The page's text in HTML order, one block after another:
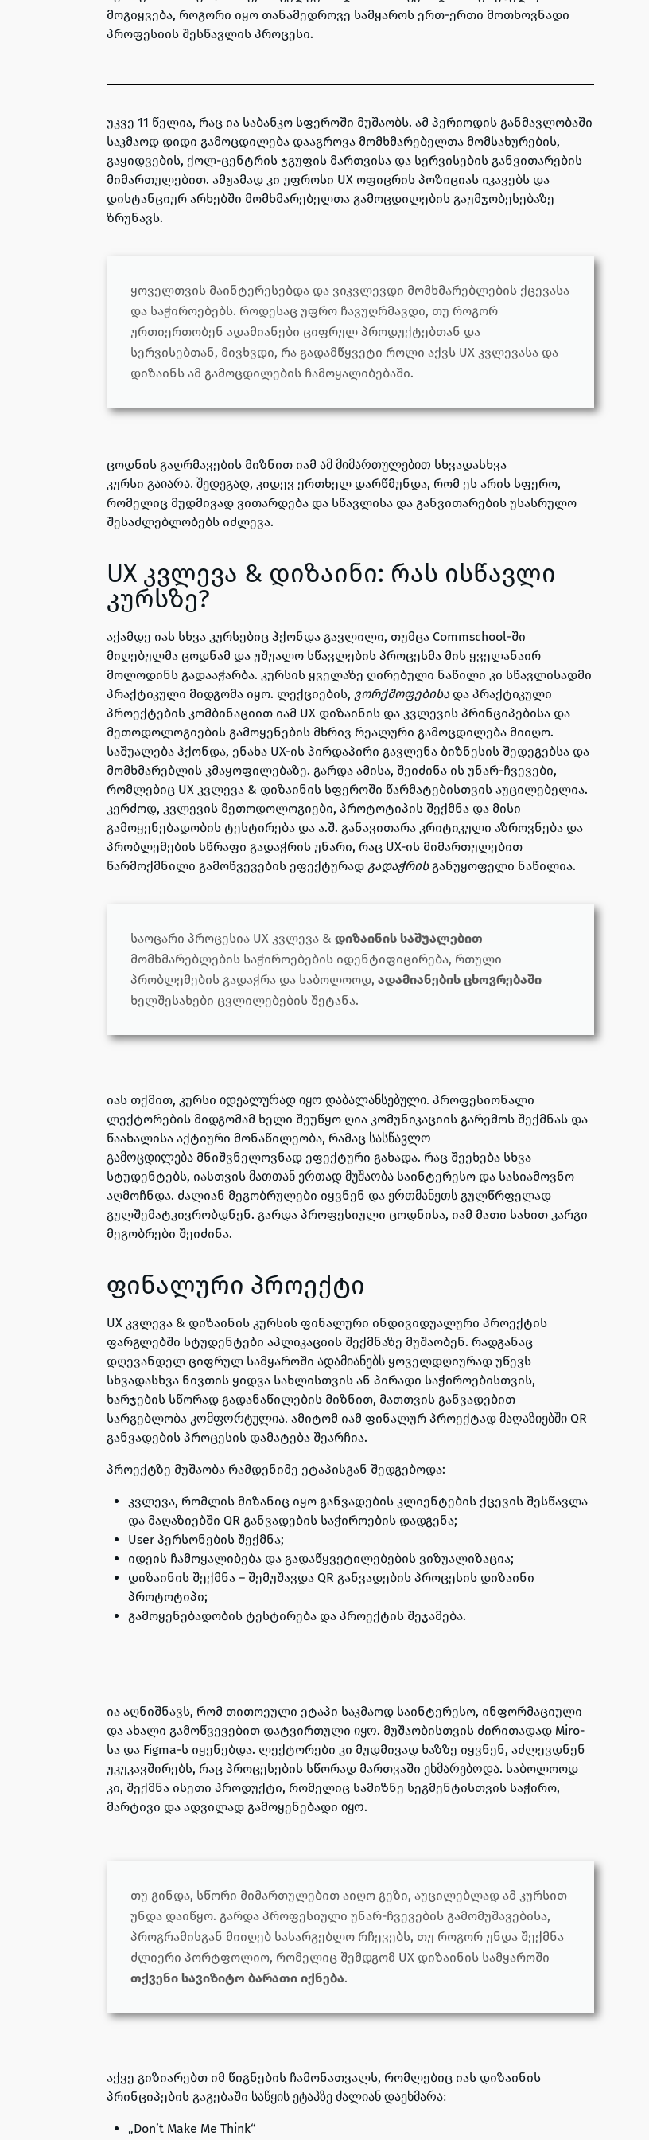
მოგიყვება, როგორი იყო თანამედროვე სამყაროს ერთ-ერთი მოთხოვნადი
პროფესიის შესწავლის პროცესი.
უკვე 11 წელია, რაც ია საბანკო სფეროში მუშაობს. ამ პერიოდის განმავლობაში
საკმაოდ დიდი გამოცდილება დააგროვა მომხმარებელთა მომსახურების,
გაყიდვების, ქოლ-ცენტრის ჯგუფის მართვისა და სერვისების განვითარების
მიმართულებით. ამჟამად კი უფროსი UX ოფიცრის პოზიციას იკავებს და
დისტანციურ არხებში მომხმარებელთა გამოცდილების გაუმჯობესებაზე
ზრუნავს.
ყოველთვის მაინტერესებდა და ვიკვლევდი მომხმარებლების ქცევასა
და საჭიროებებს. როდესაც უფრო ჩავუღრმავდი, თუ როგორ
ურთიერთობენ ადამიანები ციფრულ პროდუქტებთან და
სერვისებთან, მივხვდი, რა გადამწყვეტი როლი აქვს UX კვლევასა და
დიზაინს ამ გამოცდილების ჩამოყალიბებაში.
ცოდნის გაღრმავების მიზნით იამ ამ მიმართულებით სხვადასხვა
კურსი გაიარა. შედეგად, კიდევ ერთხელ დარწმუნდა, რომ ეს არის სფერო,
რომელიც მუდმივად ვითარდება და სწავლისა და განვითარების უსასრულო
შესაძლებლობებს იძლევა.
UX კვლევა & დიზაინი: რას ისწავლი
კურსზე?
აქამდე იას სხვა კურსებიც ჰქონდა გავლილი, თუმცა Commschool-ში
მიღებულმა ცოდნამ და უშუალო სწავლების პროცესმა მის ყველანაირ
მოლოდინს გადააჭარბა. კურსის ყველაზე ღირებული ნაწილი კი სწავლისადმი
პრაქტიკული მიდგომა იყო. ლექციების, ვორქშოფებისადა პრაქტიკული
პროექტების კომბინაციით იამ UX დიზაინის და კვლევის პრინციპებისა და
მეთოდოლოგიების გამოყენების მხრივ რეალური გამოცდილება მიიღო.
საშუალება ჰქონდა, ენახა UX-ის პირდაპირი გავლენა ბიზნესის შედეგებსა და
მომხმარებლის კმაყოფილებაზე. გარდა ამისა, შეიძინა ის უნარ-ჩვევები,
რომლებიც UX კვლევა & დიზაინის სფეროში წარმატებისთვის აუცილებელია.
კერძოდ, კვლევის მეთოდოლოგიები, პროტოტიპის შექმნა და მისი
გამოყენებადობის ტესტირება და ა.შ. განავითარა კრიტიკული აზროვნება და
პრობლემების სწრაფი გადაჭრის უნარი, რაც UX-ის მიმართულებით
წარმოქმნილი გამოწვევების ეფექტურად გადაჭრისგანუყოფელი ნაწილია.
საოცარი პროცესია UX კვლევა & დიზაინის საშუალებით
მომხმარებლების საჭიროებების იდენტიფიცირება, რთული
პრობლემების გადაჭრა და საბოლოოდ, ადამიანების ცხოვრებაში
ხელშესახები ცვლილებების შეტანა.
იას თქმით, კურსი იდეალურად იყო დაბალანსებული. პროფესიონალი
ლექტორების მიდგომამ ხელი შეუწყო ღია კომუნიკაციის გარემოს შექმნას და
წაახალისა აქტიური მონაწილეობა, რამაც სასწავლო
გამოცდილება მნიშვნელოვნად ეფექტური გახადა. რაც შეეხება სხვა
სტუდენტებს, იასთვის მათთან ერთად მუშაობა საინტერესო და სასიამოვნო
აღმოჩნდა. ძალიან მეგობრულები იყვნენ და ერთმანეთს გულწრფელად
გულშემატკივრობდნენ. გარდა პროფესიული ცოდნისა, იამ მათი სახით კარგი
მეგობრები შეიძინა.
ფინალური პროექტი
UX კვლევა & დიზაინის კურსის ფინალური ინდივიდუალური პროექტის
ფარგლებში სტუდენტები აპლიკაციის შექმნაზე მუშაობენ. რადგანაც
დღევანდელ ციფრულ სამყაროში ადამიანებს ყოველდღიურად უწევს
სხვადასხვა ნივთის ყიდვა სახლისთვის ან პირადი საჭიროებისთვის,
ხარჯების სწორად გადანაწილების მიზნით, მათთვის განვადებით
სარგებლობა კომფორტულია. ამიტომ იამ ფინალურ პროექტად მაღაზიებში QR
განვადების პროცესის დამატება შეარჩია.
პროექტზე მუშაობა რამდენიმე ეტაპისგან შედგებოდა:
კვლევა, რომლის მიზანიც იყო განვადების კლიენტების ქცევის შესწავლა
და მაღაზიებში QR განვადების საჭიროების დადგენა;
User პერსონების შექმნა;
იდეის ჩამოყალიბება და გადაწყვეტილებების ვიზუალიზაცია;
დიზაინის შექმნა – შემუშავდა QR განვადების პროცესის დიზაინი
პროტოტიპი;
გამოყენებადობის ტესტირება და პროექტის შეჯამება.
ია აღნიშნავს, რომ თითოეული ეტაპი საკმაოდ საინტერესო, ინფორმაციული
და ახალი გამოწვევებით დატვირთული იყო. მუშაობისთვის ძირითადად Miro-
სა და Figma-ს იყენებდა. ლექტორები კი მუდმივად ხაზზე იყვნენ, აძლევდნენ
უკუკავშირებს, რაც პროცესების სწორად მართვაში ეხმარებოდა. საბოლოოდ
კი, შექმნა ისეთი პროდუქტი, რომელიც სამიზნე სეგმენტისთვის საჭირო,
მარტივი და ადვილად გამოყენებადი იყო.
თუ გინდა, სწორი მიმართულებით აიღო გეზი, აუცილებლად ამ კურსით
უნდა დაიწყო. გარდა პროფესიული უნარ-ჩვევების გამომუშავებისა,
პროგრამისგან მიიღებ სასარგებლო რჩევებს, თუ როგორ უნდა შექმნა
ძლიერი პორტფოლიო, რომელიც შემდგომ UX დიზაინის სამყაროში
თქვენი სავიზიტო ბარათი იქნება.
აქვე გიზიარებთ იმ წიგნების ჩამონათვალს, რომლებიც იას დიზაინის
პრინციპების გაგებაში საწყის ეტაპზე ძალიან დაეხმარა:
„Don’t Make Me Think“